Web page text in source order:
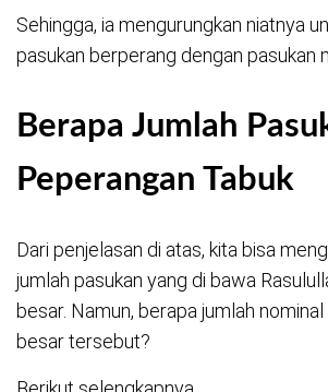
Sehingga, ia mengurungkan niatnya
pasukan berperang dengan pasukan
Berapa Jumlah
Peperangan Tabuk
Dari penjelasan di atas, kita bisa
jumlah pasukan yang di bawa
besar. Namun, berapa jumlah
besar tersebut?